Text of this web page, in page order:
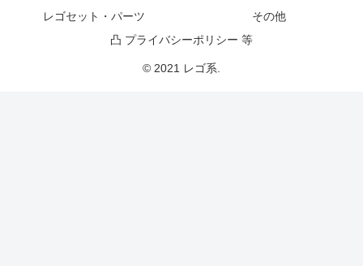
レゴセット・パーツ
その他
凸 プライバシーポリシー 等
© 2021 レゴ系.